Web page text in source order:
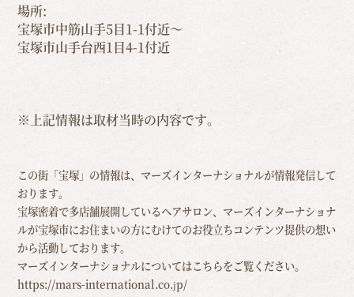
場所:
宝塚市中筋山手5目1-1付近～
宝塚市山手台西1目4-1付近
※上記情報は取材当時の内容です。
この街「宝塚」の情報は、マーズインターナショナルが情報発信して
おります。
宝塚密着で多店舗展開しているヘアサロン、マーズインターナショナ
ルが宝塚市にお住まいの方にむけてのお役立ちコンテンツ提供の想い
から活動しております。
マーズインターナショナルについてはこちらをご覧ください。
https://mars-international.co.jp/